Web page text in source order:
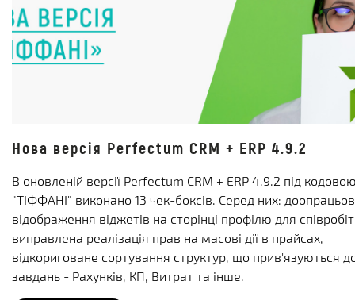
Нова версія Perfectum CRM + ERP 4.9.2
В оновленій версії Perfectum CRM + ERP 4.9.2 під
"ТІФФАНІ" виконано 13 чек-боксів. Серед них:
відображення віджетів на сторінці профілю для
виправлена реалізація прав на масові дії в прайсах,
відкориговане сортування структур, що прив'язуються
завдань - Рахунків, КП, Витрат та інше.